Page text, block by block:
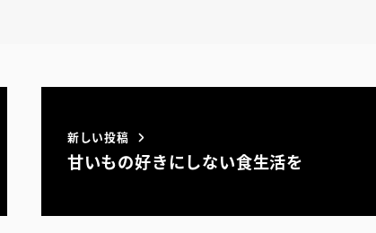
新しい投稿
甘いもの好きにしない食生活を